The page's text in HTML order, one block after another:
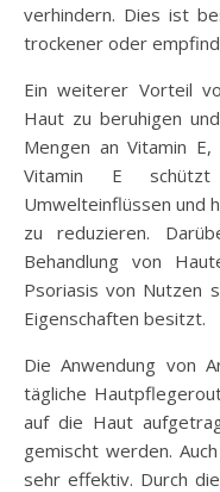
verhindern. Dies ist
trockener oder
Ein weiterer Vorteil
Haut zu beruhigen
Mengen an Vitamin
Vitamin E
Umwelteinflüssen und
zu reduzieren.
Behandlung von
Psoriasis von Nutzen
Eigenschaften besitzt.
Die Anwendung von
tägliche
auf die Haut
gemischt werden.
sehr effektiv. Durch